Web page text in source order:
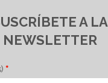
A LA
NEWSLETTER